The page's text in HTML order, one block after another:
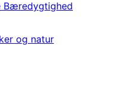
Bæredygtighed
og natur